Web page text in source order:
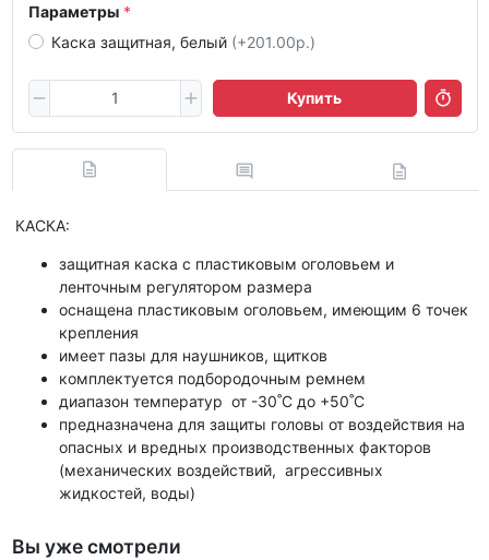
Параметры
Каска защитная, белый (+201.00р.)
Купить
КАСКА:
защитная каска с пластиковым оголовьем и
ленточным регулятором размера
оснащена пластиковым оголовьем, имеющим 6 точек
крепления
имеет пазы для наушников, щитков
комплектуется подбородочным ремнем
диапазон температур от -30˚С до +50˚С
предназначена для защиты головы от воздействия на
опасных и вредных производственных факторов
(механических воздействий, агрессивных
жидкостей, воды)
Вы уже смотрели